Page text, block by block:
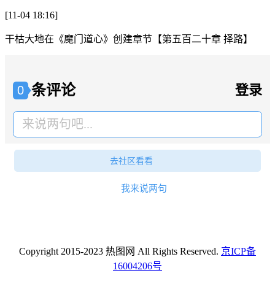
[11-04 18:16]
干枯大地在 《魔门道心》 创建章节 【第五百二十章 择路】
0 条评论 登录
来说两句吧...
去社区看看
我来说两句
Copyright 2015-2023 热图网 All Rights Reserved. 京ICP备
16004206号